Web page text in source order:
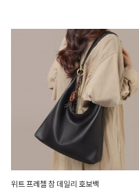
위트 프레첼 참 데일리 호보백